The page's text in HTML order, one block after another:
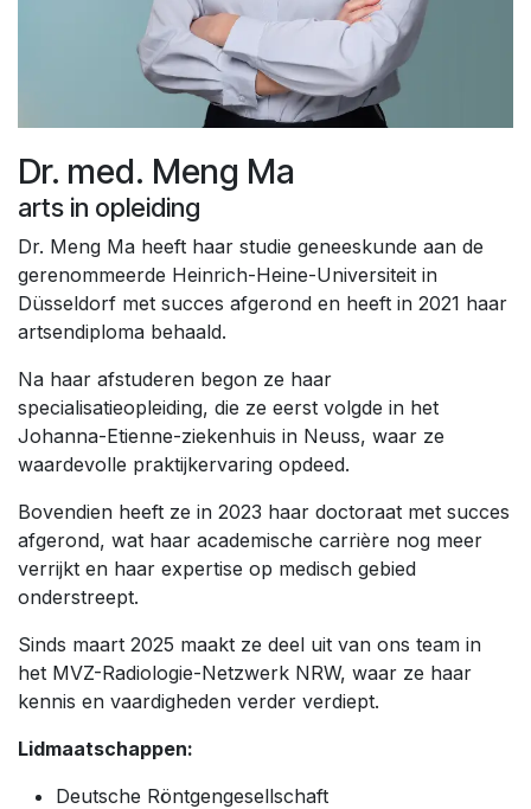
Dr. med. Meng Ma
arts in opleiding
Dr. Meng Ma heeft haar studie geneeskunde aan de
gerenommeerde Heinrich-Heine-Universiteit in
Düsseldorf met succes afgerond en heeft in 2021 haar
artsendiploma behaald.
Na haar afstuderen begon ze haar
specialisatieopleiding, die ze eerst volgde in het
Johanna-Etienne-ziekenhuis in Neuss, waar ze
waardevolle praktijkervaring opdeed.
Bovendien heeft ze in 2023 haar doctoraat met succes
afgerond, wat haar academische carrière nog meer
verrijkt en haar expertise op medisch gebied
onderstreept.
Sinds maart 2025 maakt ze deel uit van ons team in
het MVZ-Radiologie-Netzwerk NRW, waar ze haar
kennis en vaardigheden verder verdiept.
Lidmaatschappen:
Deutsche Röntgengesellschaft